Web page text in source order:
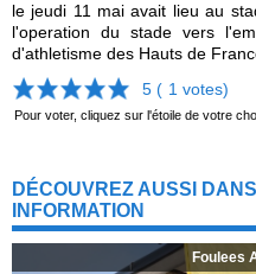
le jeudi 11 mai avait lieu au
l'operation du stade vers
d'athletisme des Hauts de
5 ( 1 votes)
Pour voter, cliquez sur l'étoile de votre
DÉCOUVREZ AUSSI
INFORMATION
Foulees